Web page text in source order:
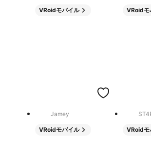
VRoidモバイル VRoidモ
Jamey
VRoidモバイル VRoidモ